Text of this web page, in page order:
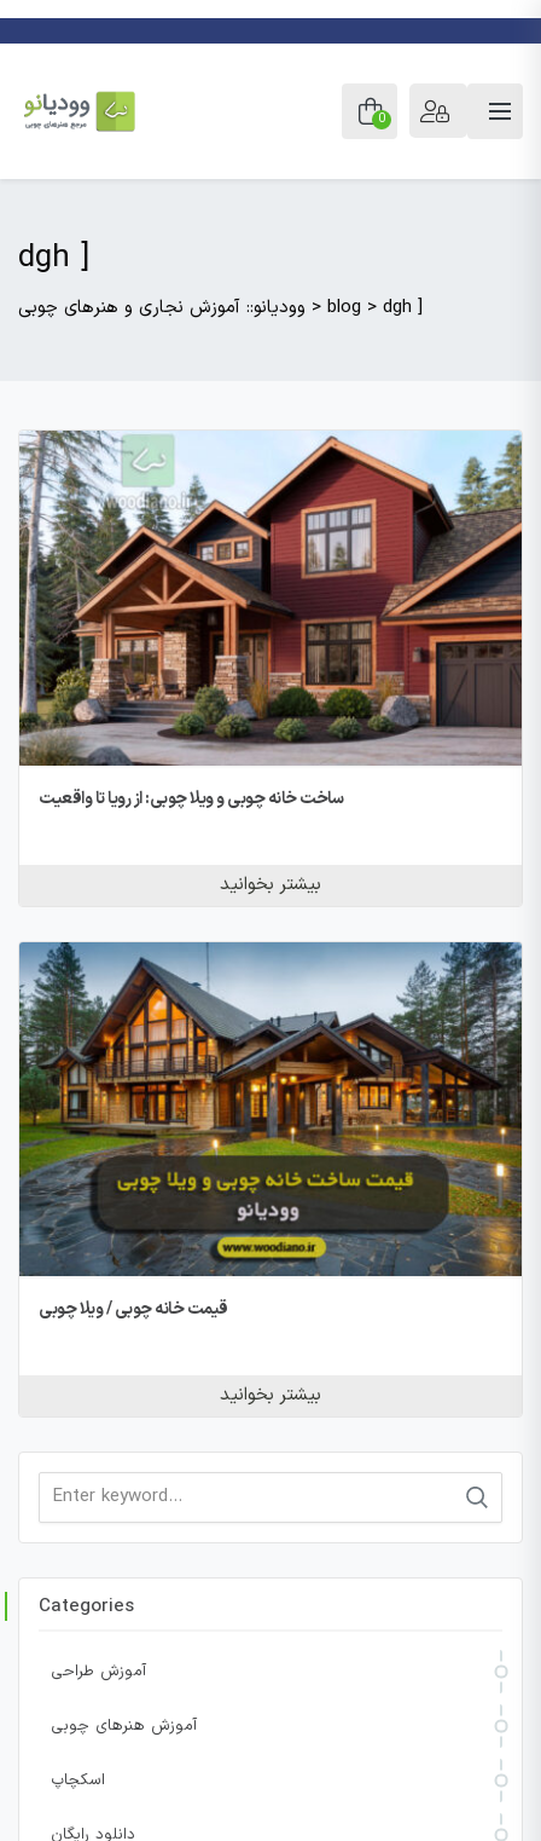
0
dgh ]
وودیانو:: آموزش نجاری و هنرهای چوبی > blog > dgh ]
ساخت خانه چوبی و ویلا چوبی: از رویا تا واقعیت
بیشتر بخوانید
قیمت خانه چوبی / ویلا چوبی
بیشتر بخوانید
Search
Categories
آموزش طراحی
آموزش هنرهای چوبی
اسکچاپ
دانلود رایگان